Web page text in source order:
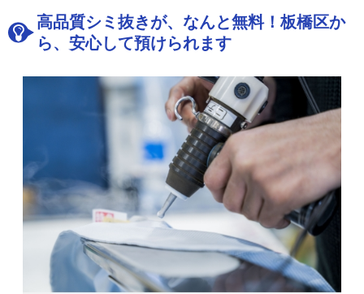
高品質シミ抜きが、なんと無料！板橋区か
ら、安心して預けられます